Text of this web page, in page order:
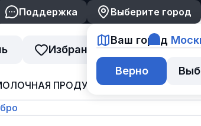
Поддержка Выберите город
Ваш город
Верно
Избранное Корзина
ПРОДУКЦИЯДЖЕМ И